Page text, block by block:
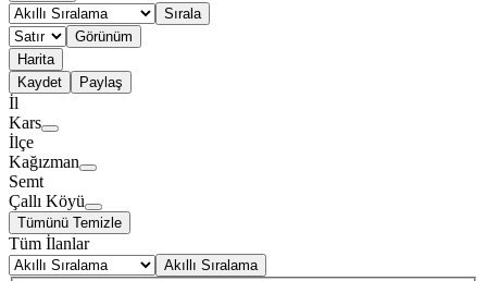
Sırala
Görünüm
Harita
Kaydet
Paylaş
İl
Kars
İlçe
Kağızman
Semt
Çallı Köyü
Tümünü Temizle
Tüm İlanlar
Akıllı Sıralama